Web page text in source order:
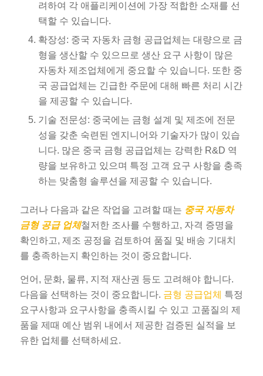
려하여 각 애플리케이션에 가장 적합한 소재를 선
택할 수 있습니다.
확장성: 중국 자동차 금형 공급업체는 대량으로 금
형을 생산할 수 있으므로 생산 요구 사항이 많은
자동차 제조업체에게 중요할 수 있습니다. 또한 중
국 공급업체는 긴급한 주문에 대해 빠른 처리 시간
을 제공할 수 있습니다.
기술 전문성: 중국에는 금형 설계 및 제조에 전문
성을 갖춘 숙련된 엔지니어와 기술자가 많이 있습
니다. 많은 중국 금형 공급업체는 강력한 R&D 역
량을 보유하고 있으며 특정 고객 요구 사항을 충족
하는 맞춤형 솔루션을 제공할 수 있습니다.
그러나 다음과 같은 작업을 고려할 때는 중국 자동차
금형 공급 업체철저한 조사를 수행하고, 자격 증명을
확인하고, 제조 공정을 검토하여 품질 및 배송 기대치
를 충족하는지 확인하는 것이 중요합니다.
언어, 문화, 물류, 지적 재산권 등도 고려해야 합니다.
다음을 선택하는 것이 중요합니다. 금형 공급업체 특정
요구사항과 요구사항을 충족시킬 수 있고 고품질의 제
품을 제때 예산 범위 내에서 제공한 검증된 실적을 보
유한 업체를 선택하세요.